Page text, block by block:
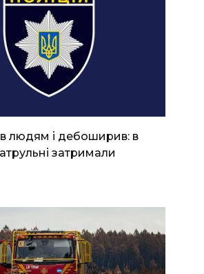
людям і дебоширив: в
затримали